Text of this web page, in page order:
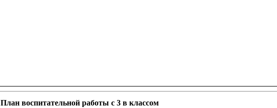
План воспитательной работы с 3 в классом